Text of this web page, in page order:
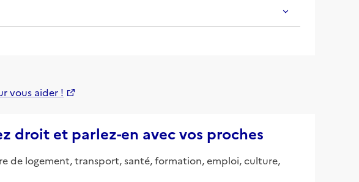
vous aider !
droit et parlez-en avec vos proches
de logement, transport, santé, formation, emploi, culture,